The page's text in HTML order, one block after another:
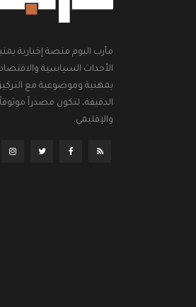
مأرب اليوم منصة إخبارية
الأحداث السياسية
بمهنية وموضوعية مع
الدقيقة، لتكون مصدراً
والإقليمي.